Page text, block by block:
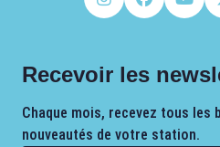
Recevoir les
Chaque mois, recevez tous les
nouveautés de votre station.